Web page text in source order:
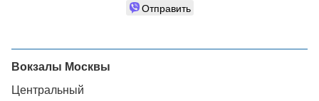
Отправить
Вокзалы Москвы
Центральный